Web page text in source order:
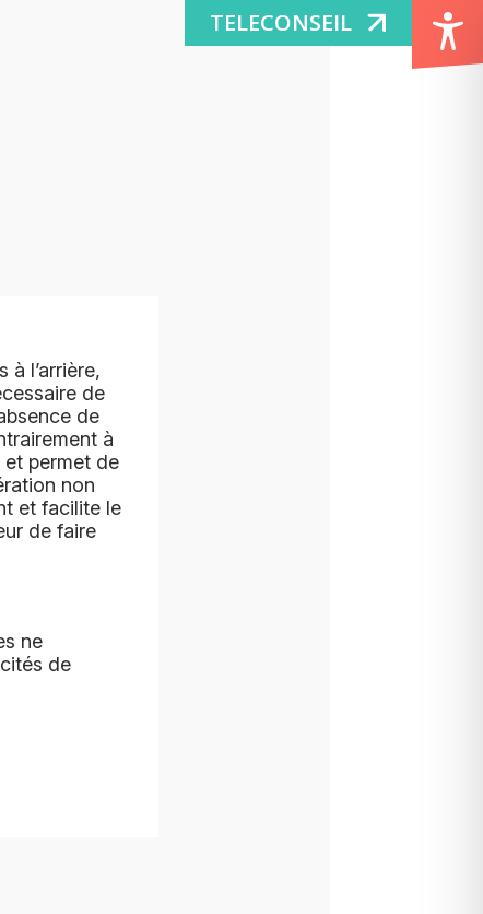
TELECONSEIL
à l’arrière,
de
de
à
et permet de
non
et facilite le
de faire
ne
de